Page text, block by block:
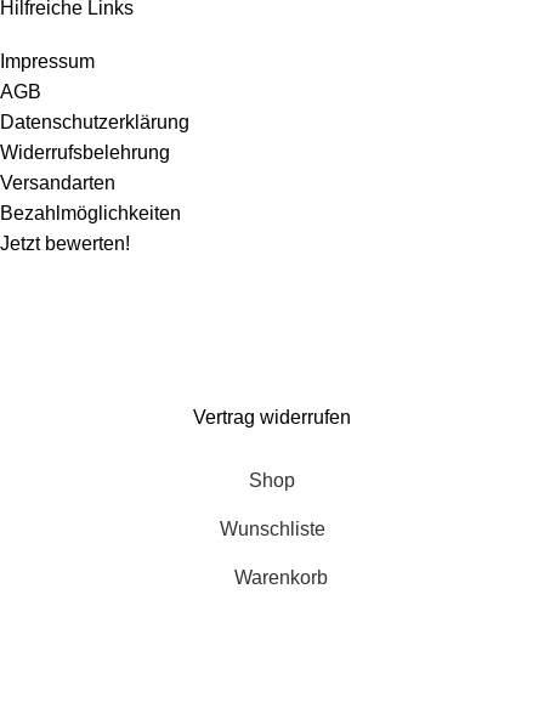
Hilfreiche Links
Impressum
AGB
Datenschutzerklärung
Widerrufsbelehrung
Versandarten
Bezahlmöglichkeiten
Jetzt bewerten!
Vertrag widerrufen
Shop
Wunschliste
Warenkorb